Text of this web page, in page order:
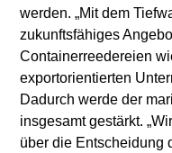
werden. „Mit dem
zukunftsfähiges
Containerreedereien
exportorientierten
Dadurch werde der
insgesamt gestärkt.
über die Entscheidung